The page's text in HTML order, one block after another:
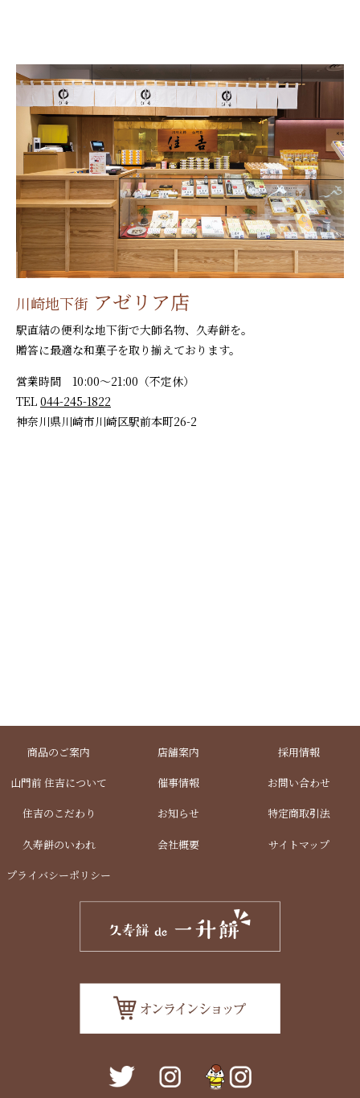
川崎地下街 アゼリア店
駅直結の便利な地下街で大師名物、久寿餅を。
贈答に最適な和菓子を取り揃えております。
営業時間 10:00～21:00（不定休）
TEL 044-245-1822
神奈川県川崎市川崎区駅前本町26-2
商品のご案内 店舗案内 採用情報
山門前 住吉について 催事情報 お問い合わせ
住吉のこだわり お知らせ 特定商取引法
久寿餅のいわれ 会社概要 サイトマップ
プライバシーポリシー